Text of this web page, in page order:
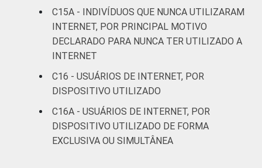
Mais de 5 SM até 10
SM
79
Não tem renda
Não sabe
Não respondeu
C15A - INDIVÍDUOS QUE NUNCA UTILIZARAM
INTERNET, POR PRINCIPAL MOTIVO
DECLARADO PARA NUNCA TER UTILIZADO A
INTERNET
C16 - USUÁRIOS DE INTERNET, POR
DISPOSITIVO UTILIZADO
C16A - USUÁRIOS DE INTERNET, POR
DISPOSITIVO UTILIZADO DE FORMA
EXCLUSIVA OU SIMULTÂNEA